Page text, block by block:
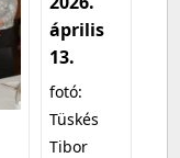
április
13.
fotó:
Tüskés
Tibor